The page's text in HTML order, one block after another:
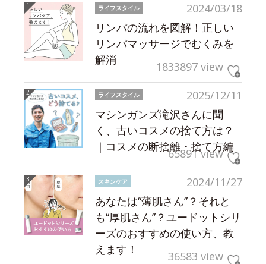
2024/03/18
ライフスタイル
リンパの流れを図解！正しい
リンパマッサージでむくみを
解消
1833897 view
2025/12/11
ライフスタイル
マシンガンズ滝沢さんに聞
く、古いコスメの捨て方は？
｜コスメの断捨離・捨て方編
65891 view
2024/11/27
スキンケア
あなたは“薄肌さん”？それと
も“厚肌さん”？ユードットシリ
ーズのおすすめの使い方、教
えます！
36583 view